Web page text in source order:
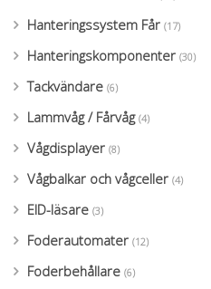
Hanteringssystem Får (17)
Hanteringskomponenter (30)
Tackvändare (6)
Lammvåg / Fårvåg (4)
Vågdisplayer (8)
Vågbalkar och vågceller (4)
EID-läsare (3)
Foderautomater (12)
Foderbehållare (6)